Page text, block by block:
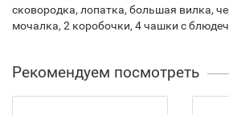
сковородка, лопатка, большая вилка,
мочалка, 2 коробочки, 4 чашки с
Рекомендуем посмотреть